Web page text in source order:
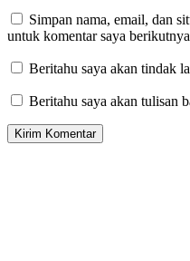
Simpan nama, email, dan
untuk komentar saya
Beritahu saya akan tindak
Beritahu saya akan tulisan